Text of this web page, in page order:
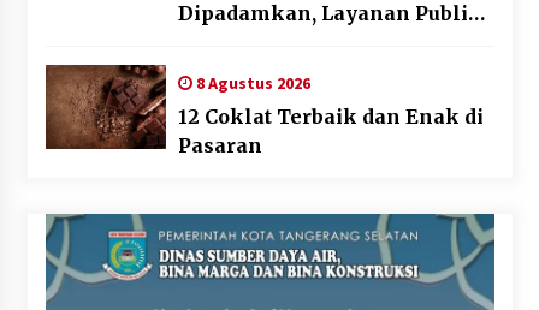
Dipadamkan, Layanan Publik
8 Agustus 2026
12 Coklat Terbaik dan Enak di
Pasaran